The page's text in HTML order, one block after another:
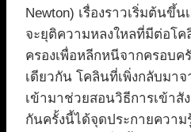
Newton) เรื่องราวเริ่มต้นขึ้
จะยุติความหลงใหลที่มีต่อโ
ครองเพื่อหลีกหนีจากครอบค
เดียวกัน โคลินที่เพิ่งกลับมา
เข้ามาช่วยสอนวิธีการเข้าสั
กันครั้งนี้ได้จุดประกายควา